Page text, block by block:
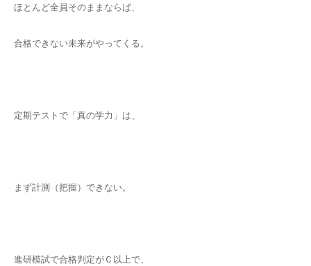
ほとんど全員そのままならば、
合格できない未来がやってくる。
定期テストで「真の学力」は、
まず計測（把握）できない。
進研模試で合格判定がＣ以上で、